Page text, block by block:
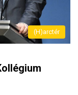
(H)arctér